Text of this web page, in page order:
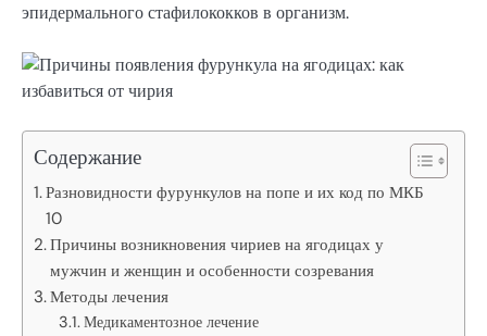
эпидермального стафилококков в организм.
Содержание
Разновидности фурункулов на попе и их код по МКБ
10
Причины возникновения чириев на ягодицах у
мужчин и женщин и особенности созревания
Методы лечения
Медикаментозное лечение